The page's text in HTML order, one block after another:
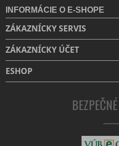
INFORMÁCIE O E-SHOPE
ZÁKAZNÍCKY SERVIS
ZÁKAZNÍCKY ÚČET
ESHOP